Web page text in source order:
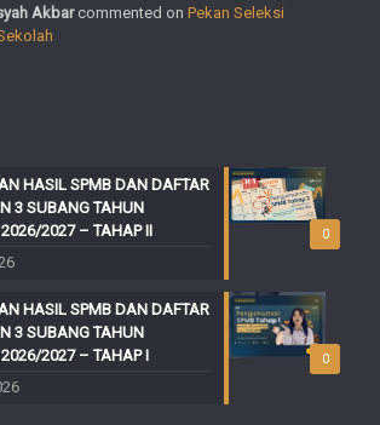
Akbarcommented on Pekan Seleksi
0
HASIL SPMB DAN DAFTAR
3 SUBANG TAHUN
2027 – TAHAP II
0
HASIL SPMB DAN DAFTAR
3 SUBANG TAHUN
2027 – TAHAP I